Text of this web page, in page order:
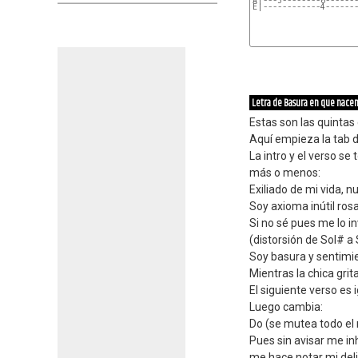
E|------------
Letra de Basura en que
Estas son las
Aquí empieza la tab
La intro y el verso
más o menos:
Exiliado de mi vida,
Soy axioma inútil
Si no sé pues me lo
(distorsión de Sol# a
Soy basura y
Mientras la chica
El siguiente verso es
Luego cambia:
Do (se mutea todo
Pues sin avisar me